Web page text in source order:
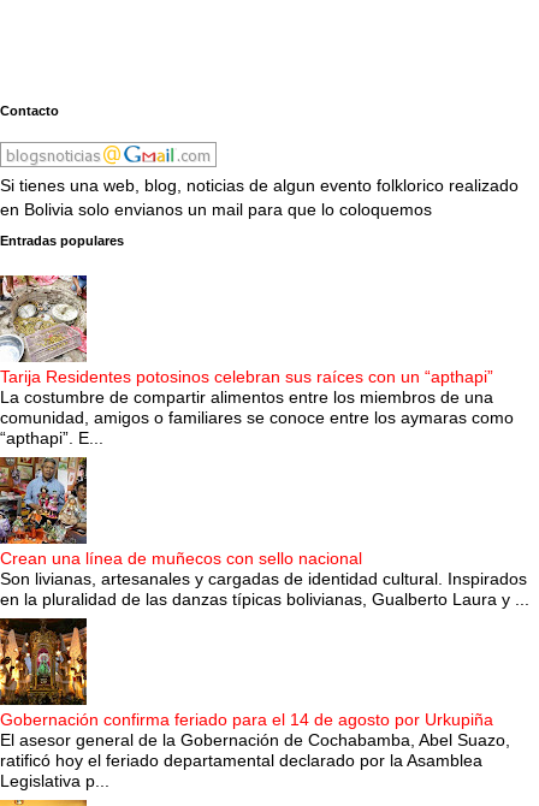
Contacto
Si tienes una web, blog, noticias de algun evento folklorico realizado
en Bolivia solo envianos un mail para que lo coloquemos
Entradas populares
Tarija Residentes potosinos celebran sus raíces con un “apthapi”
La costumbre de compartir alimentos entre los miembros de una
comunidad, amigos o familiares se conoce entre los aymaras como
“apthapi”. E...
Crean una línea de muñecos con sello nacional
Son livianas, artesanales y cargadas de identidad cultural. Inspirados
en la pluralidad de las danzas típicas bolivianas, Gualberto Laura y ...
Gobernación confirma feriado para el 14 de agosto por Urkupiña
El asesor general de la Gobernación de Cochabamba, Abel Suazo,
ratificó hoy el feriado departamental declarado por la Asamblea
Legislativa p...